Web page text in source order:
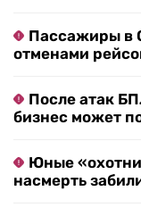
Пассажиры в
отменами
После атак
бизнес может
Юные
насмерть